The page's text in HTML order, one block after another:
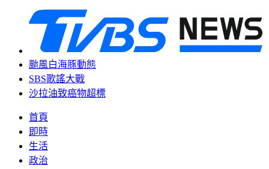
颱風白海豚動態
SBS歌謠大戰
沙拉油致癌物超標
首頁
即時
生活
政治